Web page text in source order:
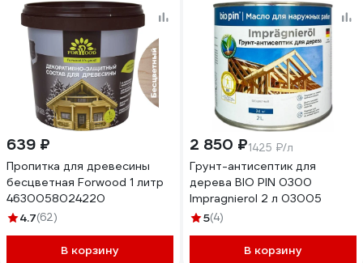
639 ₽
Пропитка для древесины
бесцветная Forwood 1 литр
4630058024220
4.7(62)
В корзину
2 850 ₽1425 ₽/л
Грунт-антисептик для
дерева BIO PIN 0300
Impragnierol 2 л 03005
5(4)
В корзину